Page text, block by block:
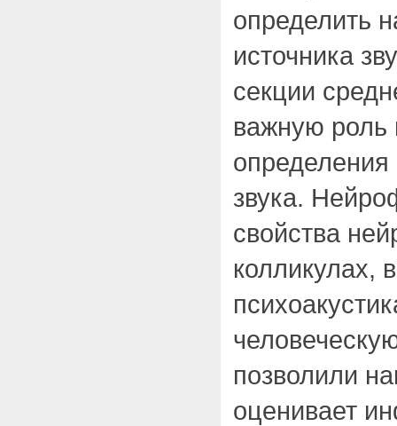
определить
источника
секции
важную роль
определения
звука.
свойства
колликулах,
позволили
оценивает